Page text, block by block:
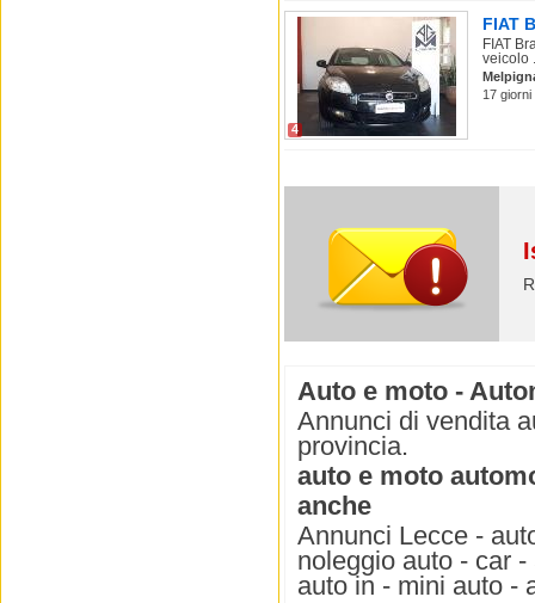
4
FIAT
FIAT
veicolo
17
Auto e moto -
Annunci di vendita
provincia.
auto e moto
anche
Annunci Lecce -
noleggio auto - car
auto in - mini auto -